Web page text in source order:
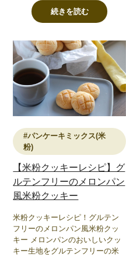
続きを読む
#パンケーキミックス(米
粉)
【米粉クッキーレシピ】グ
ルテンフリーのメロンパン
風米粉クッキー
米粉クッキーレシピ！グルテン
フリーのメロンパン風米粉クッ
キー メロンパンのおいしいクッ
キー生地をグルテンフリーの米